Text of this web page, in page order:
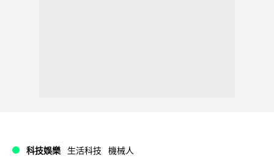
科技娛樂 生活科技 機械人